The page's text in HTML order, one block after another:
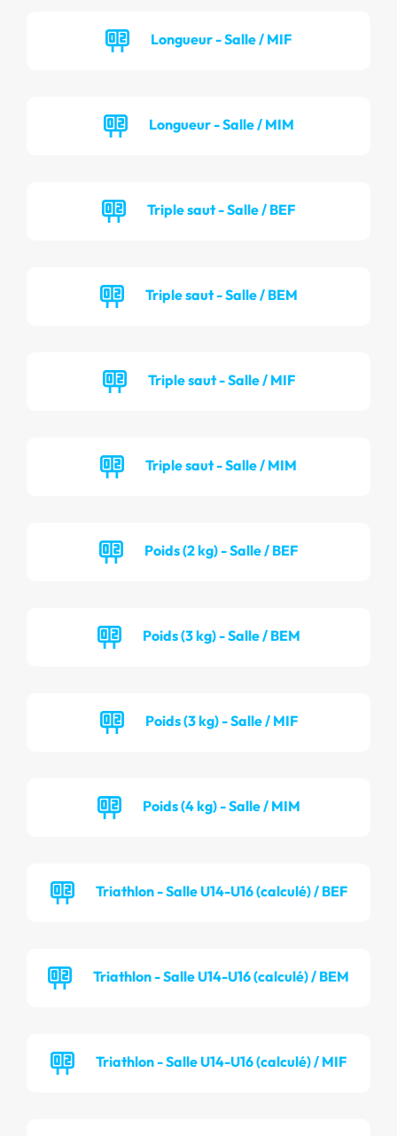
Longueur - Salle / MIF
Longueur - Salle / MIM
Triple saut - Salle / BEF
Triple saut - Salle / BEM
Triple saut - Salle / MIF
Triple saut - Salle / MIM
Poids (2 kg) - Salle / BEF
Poids (3 kg) - Salle / BEM
Poids (3 kg) - Salle / MIF
Poids (4 kg) - Salle / MIM
Triathlon - Salle U14-U16 (calculé) / BEF
Triathlon - Salle U14-U16 (calculé) / BEM
Triathlon - Salle U14-U16 (calculé) / MIF